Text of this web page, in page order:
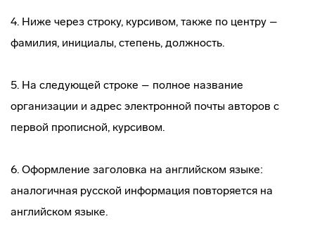
4. Ниже через строку, курсивом, также по центру –
фамилия, инициалы, степень, должность.
5. На следующей строке – полное название
организации и адрес электронной почты авторов с
первой прописной, курсивом.
6. Оформление заголовка на английском языке:
аналогичная русской информация повторяется на
английском языке.